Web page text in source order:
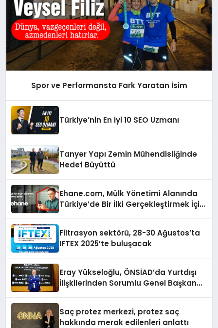
Spor ve Performansta Fark Yaratan İsim
Türkiye’nin En iyi 10 SEO Uzmanı
Tanyer Yapı Zemin Mühendisliğinde
Hedef Büyüttü
Ehane.com, Mülk Yönetimi Alanında
Türkiye’de Bir İlki Gerçekleştirmek İçin
Filtrasyon sektörü, 28-30 Ağustos’ta
IFTEX 2025’te buluşacak
Eray Yükseloğlu, ÖNSİAD’da Yurtdışı
İlişkilerinden Sorumlu Genel Başkan
Saç protez merkezi, protez saç
hakkında merak edilenleri anlattı